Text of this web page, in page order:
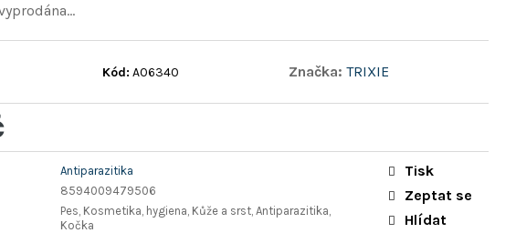
Kód: A06340 Značka: TRIXIE
Antiparazitika
8594009479506
Pes, Kosmetika, hygiena, Kůže a srst, Antiparazitika,
Kočka
Tisk
Zeptat se
Hlídat